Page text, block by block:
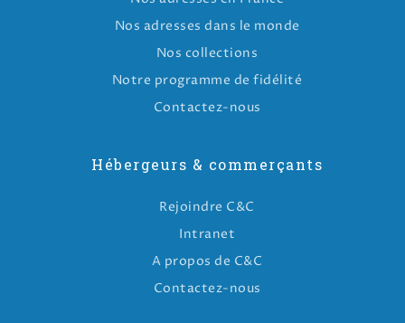
Nos adresses dans le monde
Nos collections
Notre programme de fidélité
Contactez-nous
Hébergeurs & commerçants
Rejoindre C&C
Intranet
A propos de C&C
Contactez-nous